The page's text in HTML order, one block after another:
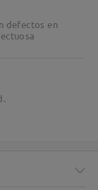
defectos en